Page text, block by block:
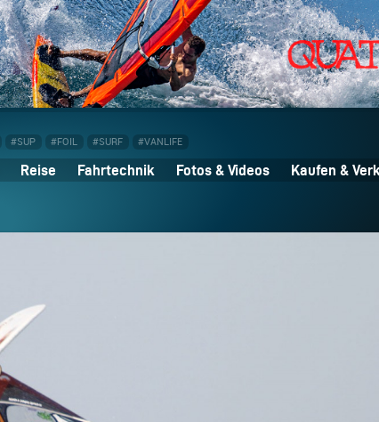
#SUP #FOIL #SURF #VANLIFE
Reise Fahrtechnik Fotos & Videos Kaufen &